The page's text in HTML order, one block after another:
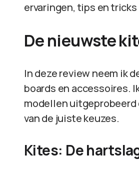
ervaringen, tips en
De nieuwste
In deze review neem ik
boards en accessoires.
modellen uitgeprobeerd
van de juiste keuzes.
Kites: De